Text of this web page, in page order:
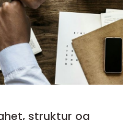
struktur og